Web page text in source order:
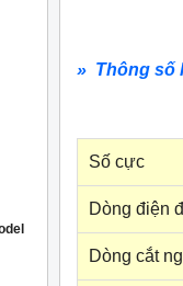
Tủ nhựa âm
» Thông số
Số cực
Dòng điện
Dòng cắt